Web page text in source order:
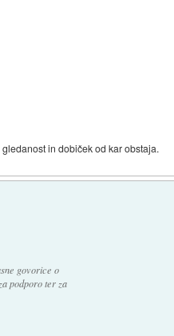
in dobiček od kar obstaja.
govorice o
podporo ter za